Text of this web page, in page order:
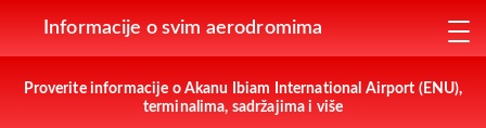
Informacije o svim aerodromima
Proverite informacije o Akanu Ibiam International Airport (ENU),
terminalima, sadržajima i više